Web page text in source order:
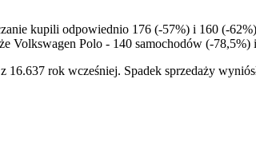
kupili odpowiednio 176 (-57%) i 160 (-
Polo - 140 samochodów (-
rok wcześniej. Spadek sprzedaży